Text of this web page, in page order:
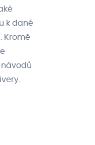
k dané
Kromě
návodů